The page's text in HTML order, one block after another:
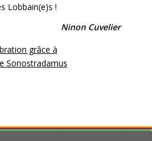
Lobbain(e)s !
Ninon Cuvelier
grâce à
Sonostradamus